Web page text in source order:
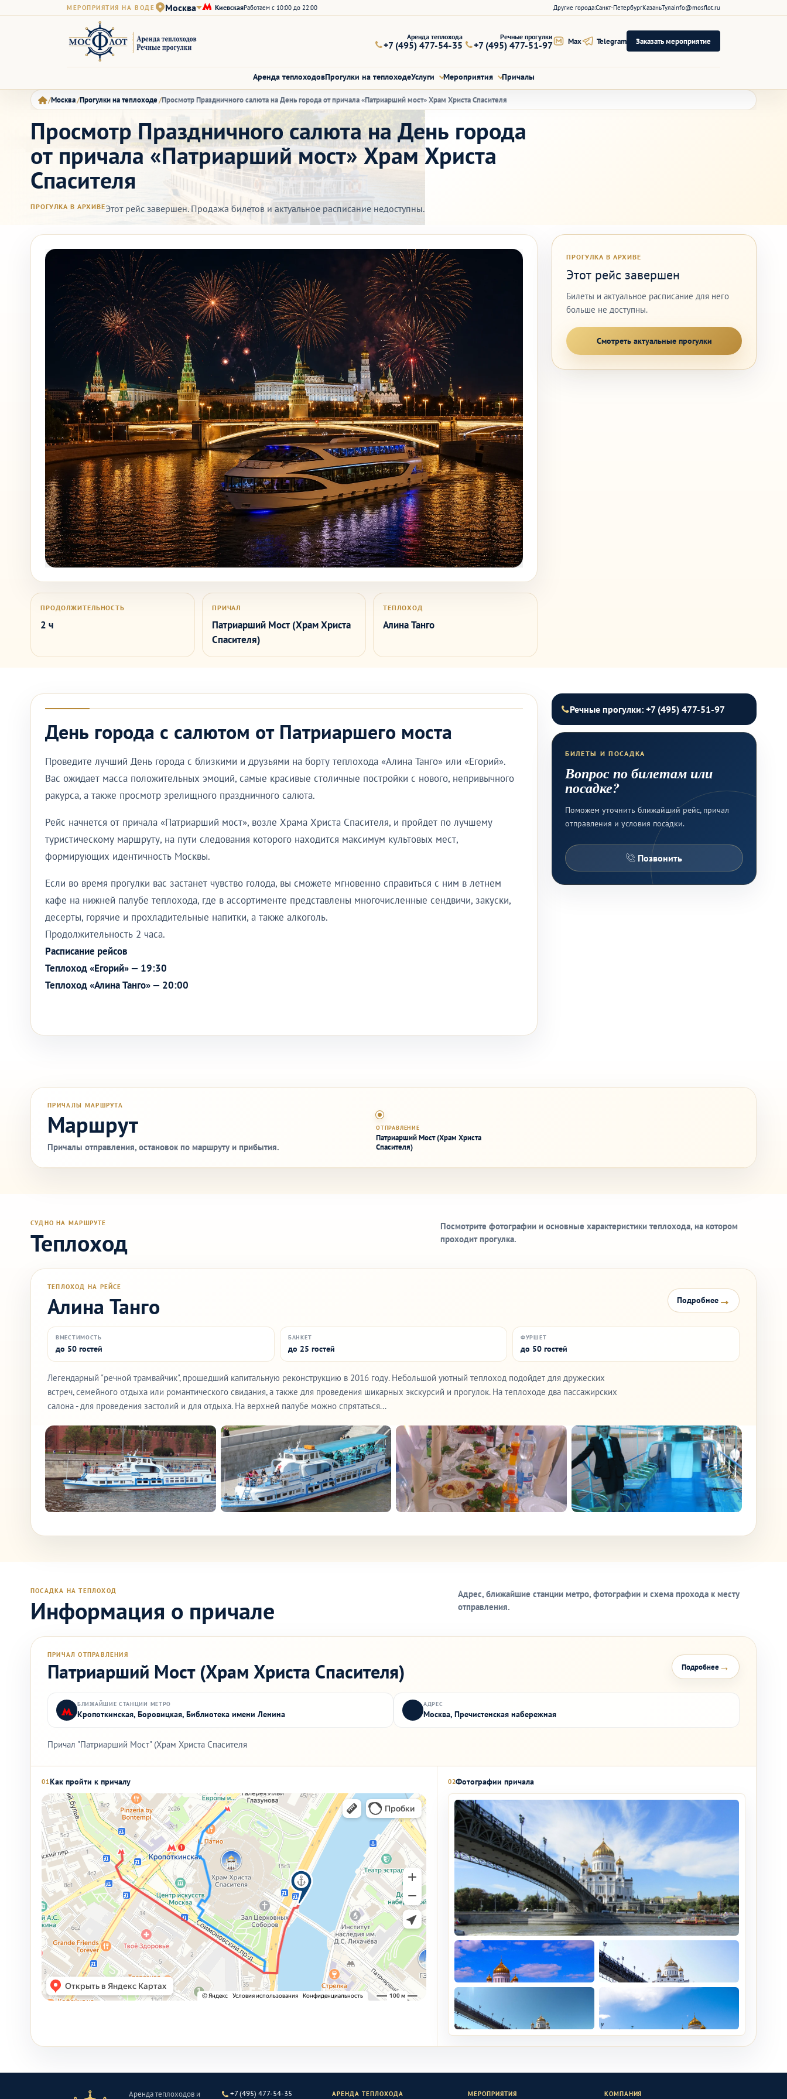
МЕРОПРИЯТИЯ НА ВОДЕ Москва КиевскаяРаботаем с 10:00 до 22:00 Другие города:Санкт-ПетербургКазаньТулаinfo@mosflot.ru
Аренда теплоходовПрогулки на теплоходеУслуги Мероприятия Причалы
Аренда теплохода
+7 (495) 477-54-35
Речные прогулки
+7 (495) 477-51-97 Max Telegram Заказать мероприятие
Москва Прогулки на теплоходе Просмотр Праздничного салюта на День города от причала «Патриарший мост» Храм Христа Спасителя
Просмотр Праздничного салюта на День города
от причала «Патриарший мост» Храм Христа
Спасителя
ПРОГУЛКА В АРХИВЕЭтот рейс завершен. Продажа билетов и актуальное расписание недоступны.
ПРОДОЛЖИТЕЛЬНОСТЬ
2 ч
ПРИЧАЛ
Патриарший Мост (Храм Христа
Спасителя)
ТЕПЛОХОД
Алина Танго
ПРОГУЛКА В АРХИВЕ
Этот рейс завершен
Билеты и актуальное расписание для него
больше не доступны.
Смотреть актуальные прогулки
День города с салютом от Патриаршего моста
Проведите лучший День города с близкими и друзьями на борту теплохода «Алина Танго» или «Егорий».
Вас ожидает масса положительных эмоций, самые красивые столичные постройки с нового, непривычного
ракурса, а также просмотр зрелищного праздничного салюта.
Рейс начнется от причала «Патриарший мост», возле Храма Христа Спасителя, и пройдет по лучшему
туристическому маршруту, на пути следования которого находится максимум культовых мест,
формирующих идентичность Москвы.
Если во время прогулки вас застанет чувство голода, вы сможете мгновенно справиться с ним в летнем
кафе на нижней палубе теплохода, где в ассортименте представлены многочисленные сендвичи, закуски,
десерты, горячие и прохладительные напитки, а также алкоголь.
Продолжительность 2 часа.
Расписание рейсов
Теплоход «Егорий» — 19:30
Теплоход «Алина Танго» — 20:00
Речные прогулки: +7 (495) 477-51-97
БИЛЕТЫ И ПОСАДКА
Вопрос по билетам или
посадке?
Поможем уточнить ближайший рейс, причал
отправления и условия посадки.
Позвонить
ПРИЧАЛЫ МАРШРУТА
Маршрут
Причалы отправления, остановок по маршруту и прибытия.
ОТПРАВЛЕНИЕ
Патриарший Мост (Храм Христа
Спасителя)
СУДНО НА МАРШРУТЕ
Теплоход
Посмотрите фотографии и основные характеристики теплохода, на котором
проходит прогулка.
ТЕПЛОХОД НА РЕЙСЕ
Алина Танго Подробнее →
ВМЕСТИМОСТЬ
до 50 гостей
БАНКЕТ
до 25 гостей
ФУРШЕТ
до 50 гостей
Легендарный "речной трамвайчик", прошедший капитальную реконструкцию в 2016 году. Небольшой уютный теплоход подойдет для дружеских
встреч, семейного отдыха или романтического свидания, а также для проведения шикарных экскурсий и прогулок. На теплоходе два пассажирских
салона - для проведения застолий и для отдыха. На верхней палубе можно спрятаться...
ПОСАДКА НА ТЕПЛОХОД
Информация о причале
Адрес, ближайшие станции метро, фотографии и схема прохода к месту
отправления.
ПРИЧАЛ ОТПРАВЛЕНИЯ
Патриарший Мост (Храм Христа Спасителя) Подробнее→
БЛИЖАЙШИЕ СТАНЦИИ МЕТРО
Кропоткинская, Боровицкая, Библиотека имени Ленина
АДРЕС
Москва, Пречистенская набережная
Причал "Патриарший Мост" (Храм Христа Спасителя
01 Как пройти к причалу 02Фотографии причала
Аренда теплоходов и +7 (495) 477-54-35 АРЕНДА ТЕПЛОХОДА МЕРОПРИЯТИЯ КОМПАНИЯ